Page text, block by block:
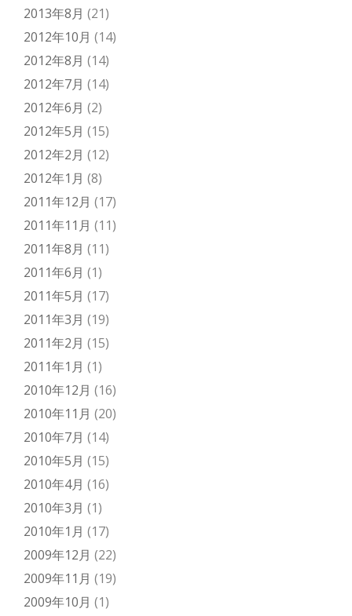
2013年8月 (21)
2012年10月 (14)
2012年8月 (14)
2012年7月 (14)
2012年6月 (2)
2012年5月 (15)
2012年2月 (12)
2012年1月 (8)
2011年12月 (17)
2011年11月 (11)
2011年8月 (11)
2011年6月 (1)
2011年5月 (17)
2011年3月 (19)
2011年2月 (15)
2011年1月 (1)
2010年12月 (16)
2010年11月 (20)
2010年7月 (14)
2010年5月 (15)
2010年4月 (16)
2010年3月 (1)
2010年1月 (17)
2009年12月 (22)
2009年11月 (19)
2009年10月 (1)